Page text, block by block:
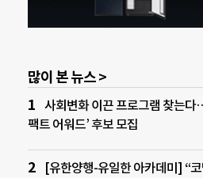
많이 본 뉴스 >
사회변화 이끈 프로그램 찾는다
팩트 어워드’ 후보 모집
[유한양행-유일한 아카데미] “